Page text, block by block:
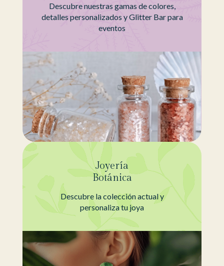
Descubre nuestras gamas de colores,
detalles personalizados y Glitter Bar para
eventos
Joyería
Botánica
Descubre la colección actual y
personaliza tu joya